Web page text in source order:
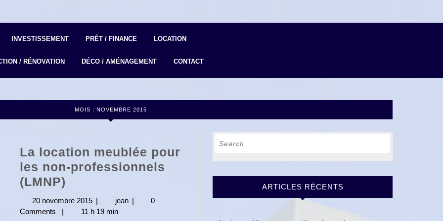
INVESTISSEMENT PRÊT / FINANCE LOCATION
/ RÉNOVATION DÉCO / AMÉNAGEMENT CONTACT
MOIS : NOVEMBRE 2015
La location meublée pour
les non-professionnels
(LMNP)
location
meublée
20 novembre 2015 20
novembre
| jean jean
|
0
Comments
| 11 h 19 min
ARTICLES RÉCENTS